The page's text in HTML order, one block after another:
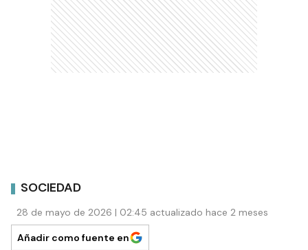
SOCIEDAD
28 de mayo de 2026 | 02:45 actualizado hace 2 meses
Añadir como fuente en